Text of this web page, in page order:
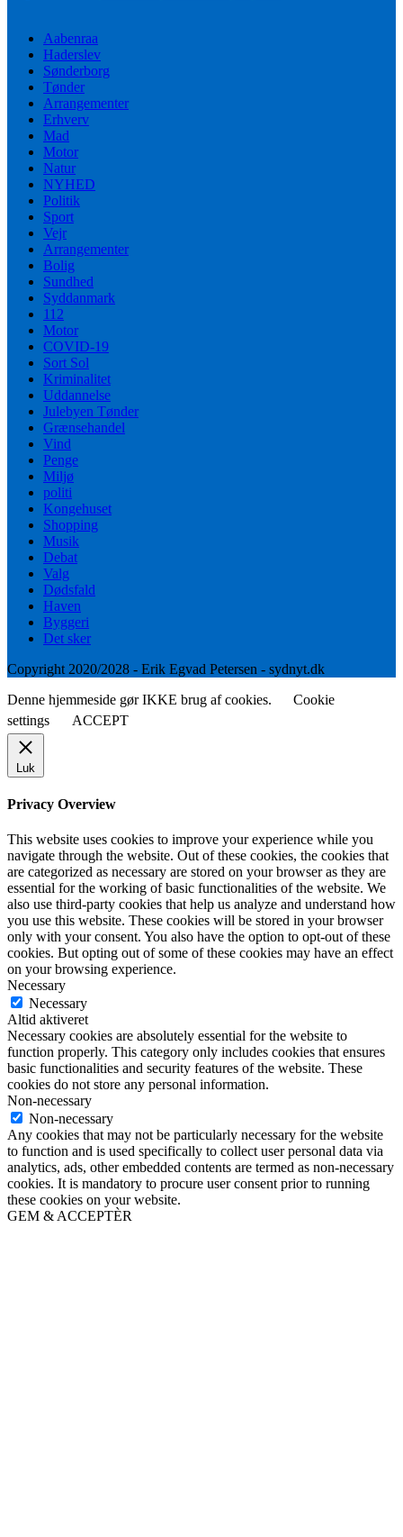
Aabenraa
Haderslev
Sønderborg
Tønder
Arrangementer
Erhverv
Mad
Motor
Natur
NYHED
Politik
Sport
Vejr
Arrangementer
Bolig
Sundhed
Syddanmark
112
Motor
COVID-19
Sort Sol
Kriminalitet
Uddannelse
Julebyen Tønder
Grænsehandel
Vind
Penge
Miljø
politi
Kongehuset
Shopping
Musik
Debat
Valg
Dødsfald
Haven
Byggeri
Det sker
Copyright 2020/2028 - Erik Egvad Petersen - sydnyt.dk
Denne hjemmeside gør IKKE brug af cookies.
Cookie
settings
ACCEPT
Luk
Privacy Overview
This website uses cookies to improve your experience while you
navigate through the website. Out of these cookies, the cookies that
are categorized as necessary are stored on your browser as they are
essential for the working of basic functionalities of the website. We
also use third-party cookies that help us analyze and understand how
you use this website. These cookies will be stored in your browser
only with your consent. You also have the option to opt-out of these
cookies. But opting out of some of these cookies may have an effect
on your browsing experience.
Necessary
Necessary
Altid aktiveret
Necessary cookies are absolutely essential for the website to
function properly. This category only includes cookies that ensures
basic functionalities and security features of the website. These
cookies do not store any personal information.
Non-necessary
Non-necessary
Any cookies that may not be particularly necessary for the website
to function and is used specifically to collect user personal data via
analytics, ads, other embedded contents are termed as non-necessary
cookies. It is mandatory to procure user consent prior to running
these cookies on your website.
GEM & ACCEPTÈR